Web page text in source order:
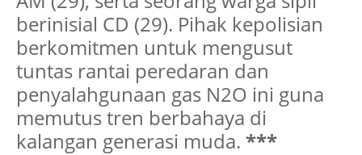
berinisial CD (29). Pihak kepolisian
berkomitmen untuk mengusut
tuntas rantai peredaran dan
penyalahgunaan gas N2O ini guna
memutus tren berbahaya di
kalangan generasi muda. ***